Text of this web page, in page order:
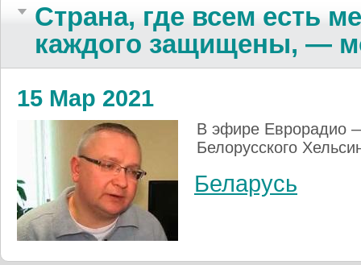
Страна, где всем есть
каждого защищены, —
15 Мар 2021
В эфире Еврорадио
Белорусского
Беларусь